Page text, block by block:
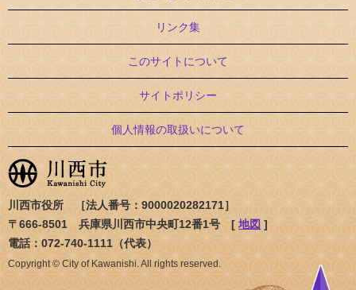
リンク集
このサイトについて
サイトポリシー
個人情報の取扱いについて
川西市役所 ［法人番号：9000020282171］
〒666-8501 兵庫県川西市中央町12番1号 [ 地図 ]
電話：072-740-1111（代表）
Copyright © City of Kawanishi. All rights reserved.